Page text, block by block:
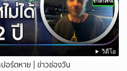
วิดีโอ
อร์ตหาย | ข่าวช่องวัน